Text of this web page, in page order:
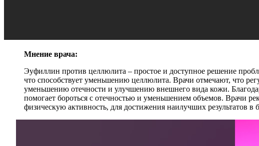
Мнение врача:
Эуфиллин против целлюлита – простое и доступное решение
что способствует уменьшению целлюлита. Врачи отмечают, что
уменьшению отечности и улучшению внешнего вида кожи.
помогает бороться с отечностью и уменьшением объемов. Врачи
физическую активность, для достижения наилучших результатов в